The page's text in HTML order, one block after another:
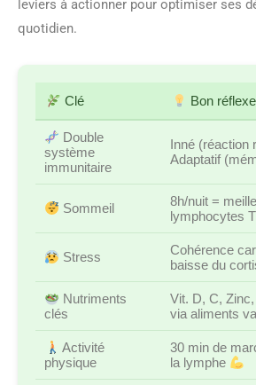
leviers à actionner pour optimiser ses
quotidien.
Clé Bon réflexe
Double
système
immunitaire
Inné (réaction
Adaptatif
Sommeil
8h/nuit =
lymphocytes T
Stress
Cohérence
baisse du
Nutriments
clés
Vit. D, C,
via aliments
Activité
physique
30 min de
la lymphe